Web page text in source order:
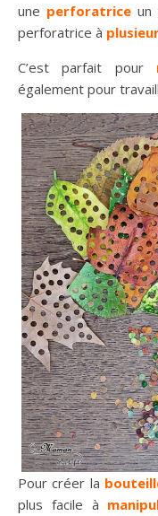
une perforatrice un
perforatrice à
C’est parfait pour
également pour
Pour créer la
plus facile à